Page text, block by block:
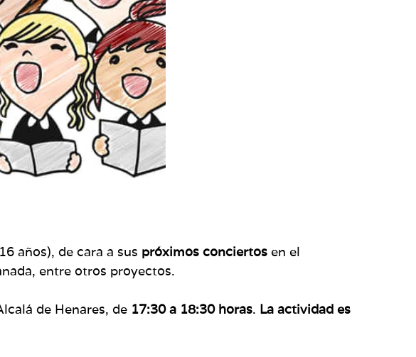
años), de cara a sus próximos conciertos en el
entre otros proyectos.
de Henares, de 17:30 a 18:30 horas. La actividad es